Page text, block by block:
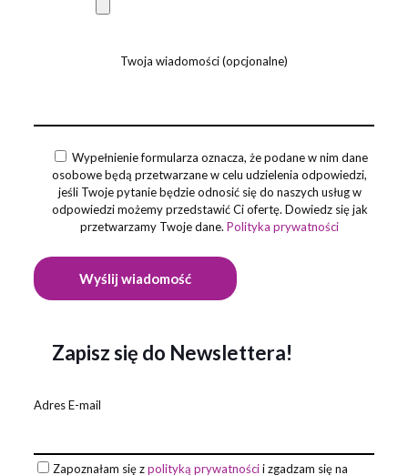
Twoja wiadomości (opcjonalne)
Wypełnienie formularza oznacza, że podane w nim dane
osobowe będą przetwarzane w celu udzielenia odpowiedzi,
jeśli Twoje pytanie będzie odnosić się do naszych usług w
odpowiedzi możemy przedstawić Ci ofertę. Dowiedz się jak
przetwarzamy Twoje dane.Polityka prywatności
Zapisz się do Newslettera!
Adres E-mail
Zapoznałam się zpolityką prywatnościi zgadzam się na